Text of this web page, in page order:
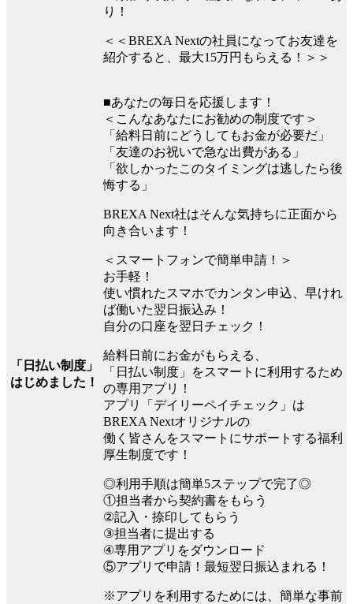
り！
＜＜BREXA Nextの社員になってお友達を
紹介すると、最大15万円もらえる！＞＞
「日払い制度」
はじめました！
■あなたの毎日を応援します！
＜こんなあなたにお勧めの制度です＞
「給料日前にどうしてもお金が必要だ」
「友達のお祝いで急な出費がある」
「欲しかったこのタイミングは逃したら後
悔する」
BREXA Next社はそんな気持ちに正面から
向き合います！
＜スマートフォンで簡単申請！＞
お手軽！
使い慣れたスマホでカンタン申込、早けれ
ば働いた翌日振込み！
自分の口座を翌日チェック！
給料日前にお金がもらえる、
「日払い制度」をスマートに利用するため
の専用アプリ！
アプリ「デイリーペイチェック」は
BREXA Nextオリジナルの
働く皆さんをスマートにサポートする福利
厚生制度です！
◎利用手順は簡単5ステップで完了◎
①担当者から契約書をもらう
②記入・捺印してもらう
③担当者に提出する
④専用アプリをダウンロード
⑤アプリで申請！最短翌日振込まれる！
※アプリを利用するためには、簡単な事前